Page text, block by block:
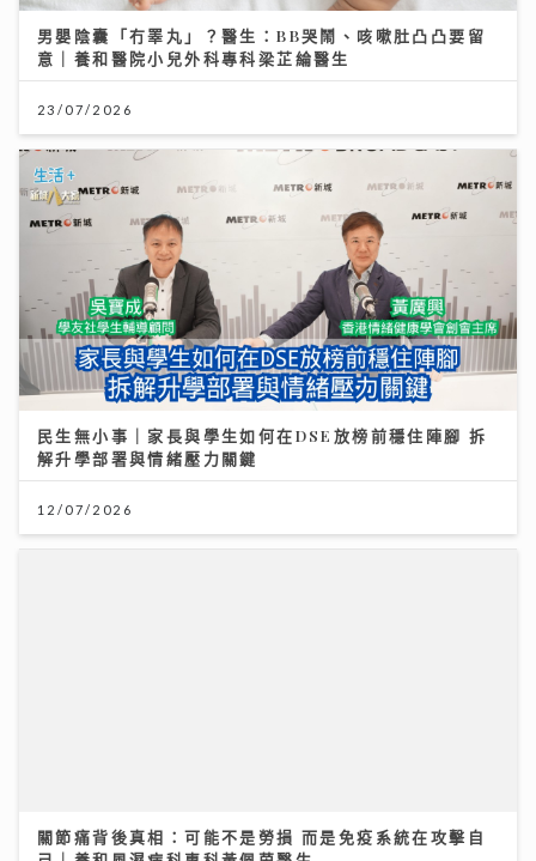
男嬰陰囊「冇睪丸」？醫生：BB哭鬧、咳嗽肚凸凸要留
意｜養和醫院小兒外科專科梁芷綸醫生
23/07/2026
民生無小事｜家長與學生如何在DSE放榜前穩住陣腳 拆
解升學部署與情緒壓力關鍵
12/07/2026